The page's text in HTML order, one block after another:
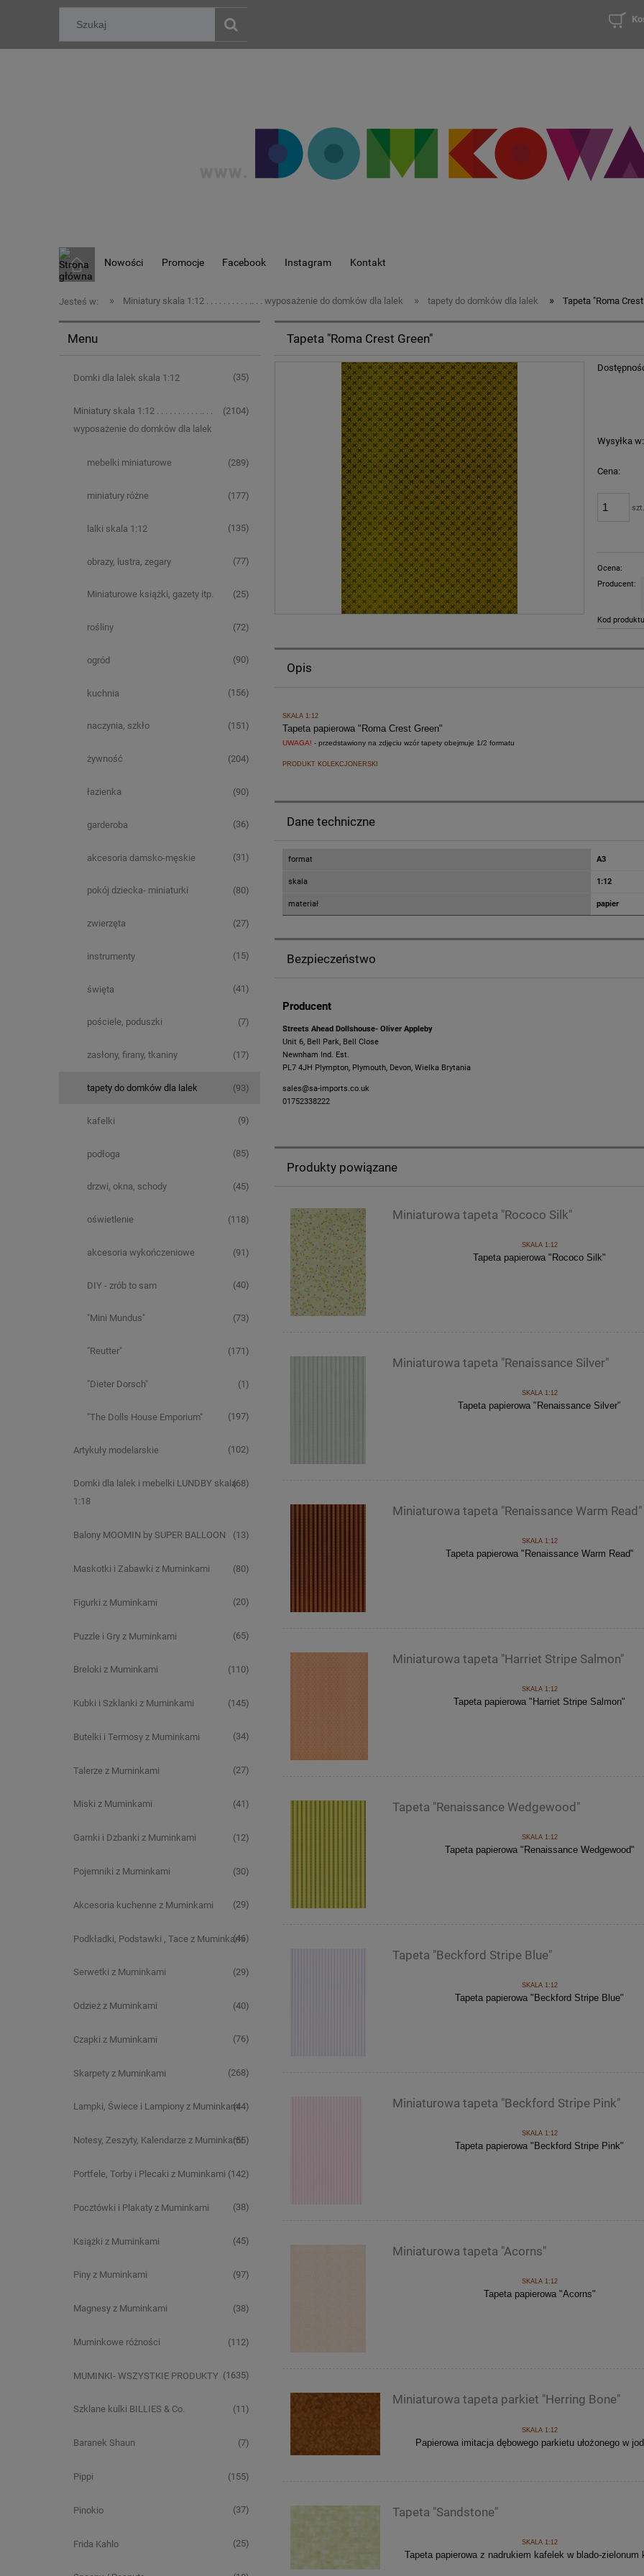
Nowości Promocje Facebook Instagram Kontakt
Jesteś w: » Miniatury skala 1:12 . . . . . . . . . . .. . . wyposażenie do domków dla lalek » tapety do domków dla lalek » Tapeta "Roma
Menu
Domki dla lalek skala 1:12 (35)
Miniatury skala 1:12 . . . . . . . . . . .. . .
wyposażenie do domków dla lalek
(2104)
mebelki miniaturowe (289)
miniatury różne (177)
lalki skala 1:12 (135)
obrazy, lustra, zegary (77)
Miniaturowe książki, gazety itp. (25)
rośliny (72)
ogród (90)
kuchnia (156)
naczynia, szkło (151)
żywność (204)
łazienka (90)
garderoba (36)
akcesoria damsko-męskie (31)
pokój dziecka- miniaturki (80)
zwierzęta (27)
instrumenty (15)
święta (41)
pościele, poduszki (7)
zasłony, firany, tkaniny (17)
tapety do domków dla lalek (93)
kafelki (9)
podłoga (85)
drzwi, okna, schody (45)
oświetlenie (118)
akcesoria wykończeniowe (91)
DIY - zrób to sam (40)
"Mini Mundus" (73)
"Reutter" (171)
"Dieter Dorsch" (1)
"The Dolls House Emporium" (197)
Artykuły modelarskie (102)
Domki dla lalek i mebelki LUNDBY skala
1:18
(68)
Balony MOOMIN by SUPER BALLOON (13)
Maskotki i Zabawki z Muminkami (80)
Figurki z Muminkami (20)
Puzzle i Gry z Muminkami (65)
Breloki z Muminkami (110)
Kubki i Szklanki z Muminkami (145)
Butelki i Termosy z Muminkami (34)
Talerze z Muminkami (27)
Miski z Muminkami (41)
Garnki i Dzbanki z Muminkami (12)
Pojemniki z Muminkami (30)
Akcesoria kuchenne z Muminkami (29)
Podkładki, Podstawki , Tace z Muminkami
(46)
Serwetki z Muminkami (29)
Odzież z Muminkami (40)
Czapki z Muminkami (76)
Skarpety z Muminkami (268)
Lampki, Świece i Lampiony z Muminkami(44)
Notesy, Zeszyty, Kalendarze z Muminkami(55)
Portfele, Torby i Plecaki z Muminkami (142)
Pocztówki i Plakaty z Muminkami (38)
Książki z Muminkami (45)
Piny z Muminkami (97)
Magnesy z Muminkami (38)
Muminkowe różności (112)
MUMINKI- WSZYSTKIE PRODUKTY (1635)
Szklane kulki BILLIES & Co. (11)
Baranek Shaun (7)
Pippi (155)
Pinokio (37)
Frida Kahlo (25)
Tapeta "Roma Crest Green"
Wysyłka w:
Cena:
szt.
Ocena:
Producent:
Kod
Opis
SKALA 1:12
Tapeta papierowa "Roma Crest Green"
UWAGA! - przedstawiony na zdjęciu wzór tapety obejmuje 1/2 formatu
PRODUKT KOLEKCJONERSKI
Dane techniczne
format A3
skala 1:12
materiał papier
Bezpieczeństwo
Producent
Streets Ahead Dollshouse- Oliver Appleby
Unit 6, Bell Park, Bell Close
Newnham Ind. Est.
PL7 4JH Plympton, Plymouth, Devon, Wielka Brytania
sales@sa-imports.co.uk
01752338222
Produkty powiązane
Miniaturowa tapeta "Rococo Silk"
SKALA 1:12
Tapeta papierowa "Rococo Silk"
Miniaturowa tapeta "Renaissance Silver"
SKALA 1:12
Tapeta papierowa "Renaissance Silver"
Miniaturowa tapeta "Renaissance Warm Read"
SKALA 1:12
Tapeta papierowa "Renaissance Warm Read"
Miniaturowa tapeta "Harriet Stripe Salmon"
SKALA 1:12
Tapeta papierowa "Harriet Stripe Salmon"
Tapeta "Renaissance Wedgewood"
SKALA 1:12
Tapeta papierowa "Renaissance Wedgewood"
Tapeta "Beckford Stripe Blue"
SKALA 1:12
Tapeta papierowa "Beckford Stripe Blue"
Miniaturowa tapeta "Beckford Stripe Pink"
SKALA 1:12
Tapeta papierowa "Beckford Stripe Pink"
Miniaturowa tapeta "Acorns"
SKALA 1:12
Tapeta papierowa "Acorns"
Miniaturowa tapeta parkiet "Herring Bone"
SKALA 1:12
Papierowa imitacja dębowego parkietu ułożonego w
Tapeta "Sandstone"
SKALA 1:12
Tapeta papierowa z nadrukiem kafelek w blado-zielonum